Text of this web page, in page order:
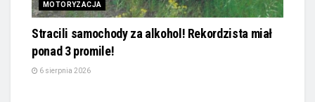
MOTORYZACJA
Stracili samochody za alkohol! Rekordzista miał
ponad 3 promile!
6 sierpnia 2026